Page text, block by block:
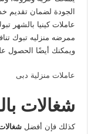
الجودة لضمان تقديم
عاملات كينيا بالشهر
ممرضه منزليه تبوك
ويمكنك أيضًا الحصول
عاملات منزلية دبى
شغالات
كذلك فإن أفضل